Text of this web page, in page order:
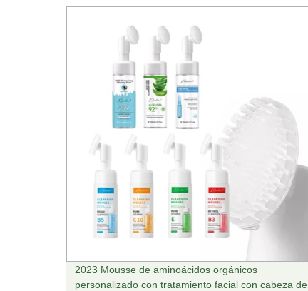
2023 Mousse de aminoácidos orgánicos
personalizado con tratamiento facial con cabeza de